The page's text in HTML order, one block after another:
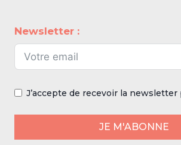
Newsletter :
J’accepte de recevoir la newsletter
JE M'ABONNE